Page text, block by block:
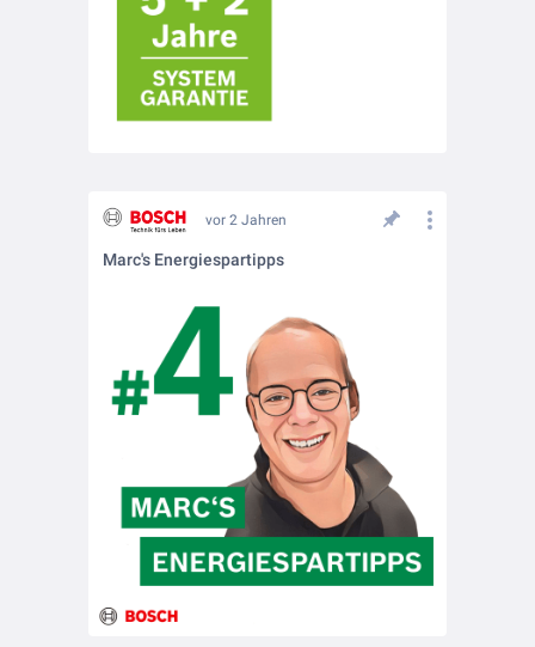
vor 2 Jahren
Marc's Energiespartipps